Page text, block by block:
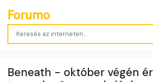
Forumo
Beneath - október végén